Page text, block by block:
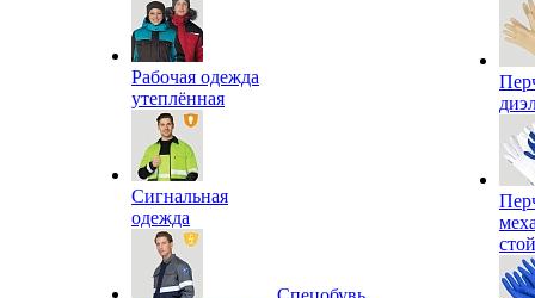
Рабочая одежда
утеплённая
Сигнальная
одежда